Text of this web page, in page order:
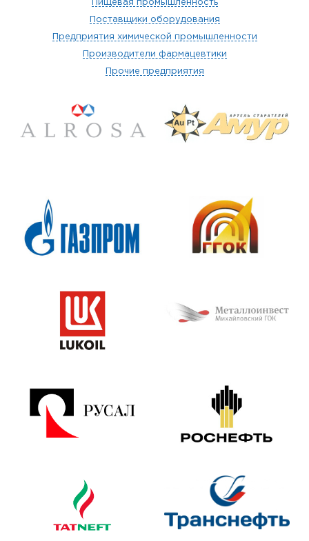
Пищевая промышленность
Поставщики оборудования
Предприятия химической промышленности
Производители фармацевтики
Прочие предприятия